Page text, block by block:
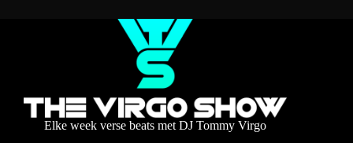
Elke week verse beats met DJ Tommy Virgo